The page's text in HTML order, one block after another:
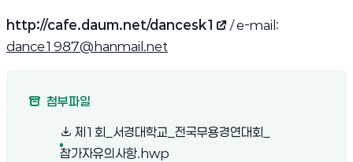
http://cafe.daum.net/dancesk1
(새 창 열림)
/ e-mail:
dance1987@hanmail.net
첨부파일
제1회_서경대학교_전국무용경연대회_
참가자유의사항.hwp